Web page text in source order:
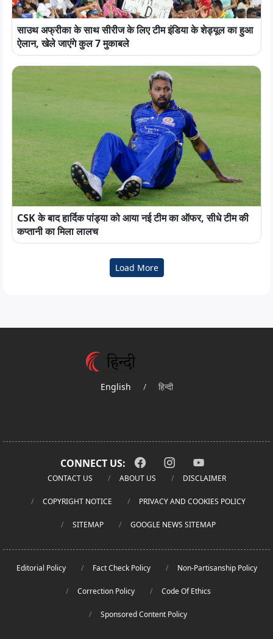
साउथ अफ्रीका के साथ सीरीज के लिए टीम इंडिया के शेड्यूल का हुआ
ऐलान, खेले जाएंगे कुल 7 मुकाबले
CSK के बाद हार्दिक पांड्या को आया नई टीम का ऑफर, सीधे टीम की
कप्तानी का मिला लालच
Load More
English / हिन्दी
CONNECT US:
CONTACT US ABOUT US DISCLAIMER
COPYRIGHT NOTICE PRIVACY AND COOKIES POLICY
SITEMAP GOOGLE NEWS SITEMAP
Editorial Policy Fact Check Policy Non-Partisanship Policy
Correction Policy Code Of Ethics
Sponsored Content Policy